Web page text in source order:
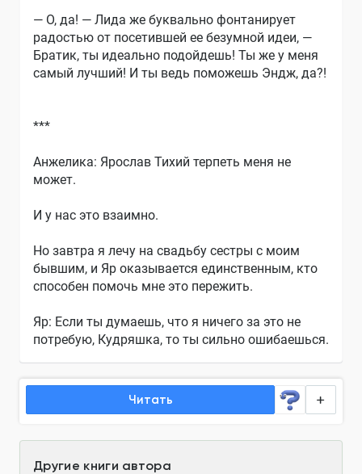
— О, да! — Лида же буквально фонтанирует
радостью от посетившей ее безумной идеи, —
Братик, ты идеально подойдешь! Ты же у меня
самый лучший! И ты ведь поможешь Эндж, да?!
***
Анжелика: Ярослав Тихий терпеть меня не
может.
И у нас это взаимно.
Но завтра я лечу на свадьбу сестры с моим
бывшим, и Яр оказывается единственным, кто
способен помочь мне это пережить.
Яр: Если ты думаешь, что я ничего за это не
потребую, Кудряшка, то ты сильно ошибаешься.
Читать
Другие книги автора